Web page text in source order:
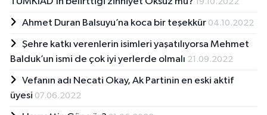
Ahmet Duran Balsuyu’na koca bir teşekkür 04.10.2022
Şehre katkı verenlerin isimleri yaşatılıyorsa Mehmet
Balduk’un ismi de çok iyi yerlerde olmalı 21.09.2022
Vefanın adı Necati Okay, Ak Partinin en eski aktif
üyesi 07.06.2022